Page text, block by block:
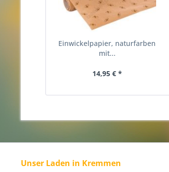
Einwickelpapier, naturfarben
mit...
14,95 € *
Unser Laden in Kremmen